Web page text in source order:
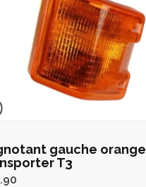
gauche orange
T3